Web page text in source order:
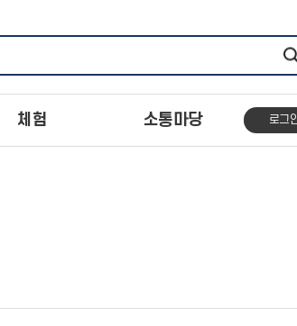
체험 소통마당 로그